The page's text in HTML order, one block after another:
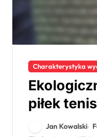
Charakterystyka
piłek
Jan Kowalski